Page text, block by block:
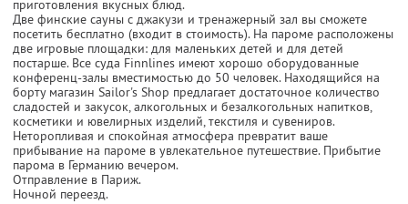
приготовления вкусных блюд.
Две финские сауны с джакузи и тренажерный зал вы сможете
посетить бесплатно (входит в стоимость). На пароме расположены
две игровые площадки: для маленьких детей и для детей
постарше. Все суда Finnlines имеют хорошо оборудованные
конференц-залы вместимостью до 50 человек. Находящийся на
борту магазин Sailor's Shop предлагает достаточное количество
сладостей и закусок, алкогольных и безалкогольных напитков,
косметики и ювелирных изделий, текстиля и сувениров.
Неторопливая и спокойная атмосфера превратит ваше
прибывание на пароме в увлекательное путешествие. Прибытие
парома в Германию вечером.
Отправление в Париж.
Ночной переезд.